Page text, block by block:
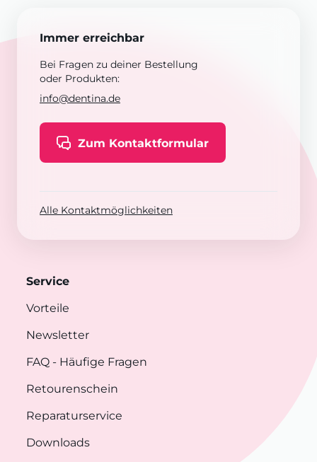
Immer erreichbar
Bei Fragen zu deiner Bestellung
oder Produkten:
info@dentina.de
Zum Kontaktformular
Alle Kontaktmöglichkeiten
Service
Vorteile
Newsletter
FAQ - Häufige Fragen
Retourenschein
Reparaturservice
Downloads